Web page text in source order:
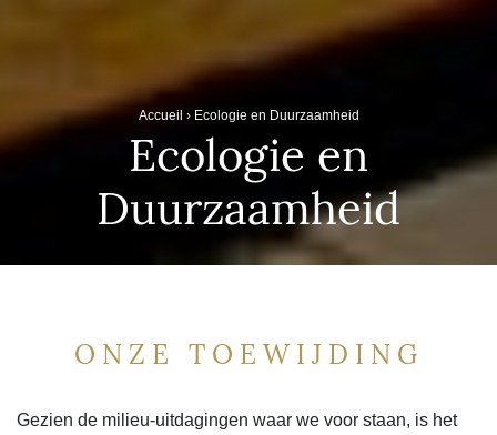
Accueil › Ecologie en Duurzaamheid
Ecologie en
Duurzaamheid
ONZE TOEWIJDING
Gezien de milieu-uitdagingen waar we voor staan, is het